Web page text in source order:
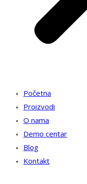
Početna
Proizvodi
O nama
Demo centar
Blog
Kontakt